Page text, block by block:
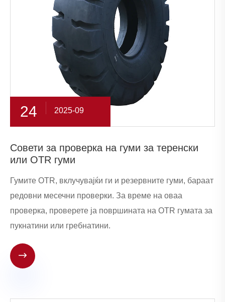
24 2025-09
Совети за проверка на гуми за теренски
или OTR гуми
Гумите OTR, вклучувајќи ги и резервните гуми, бараат
редовни месечни проверки. За време на оваа
проверка, проверете ја површината на OTR гумата за
пукнатини или гребнатини.
